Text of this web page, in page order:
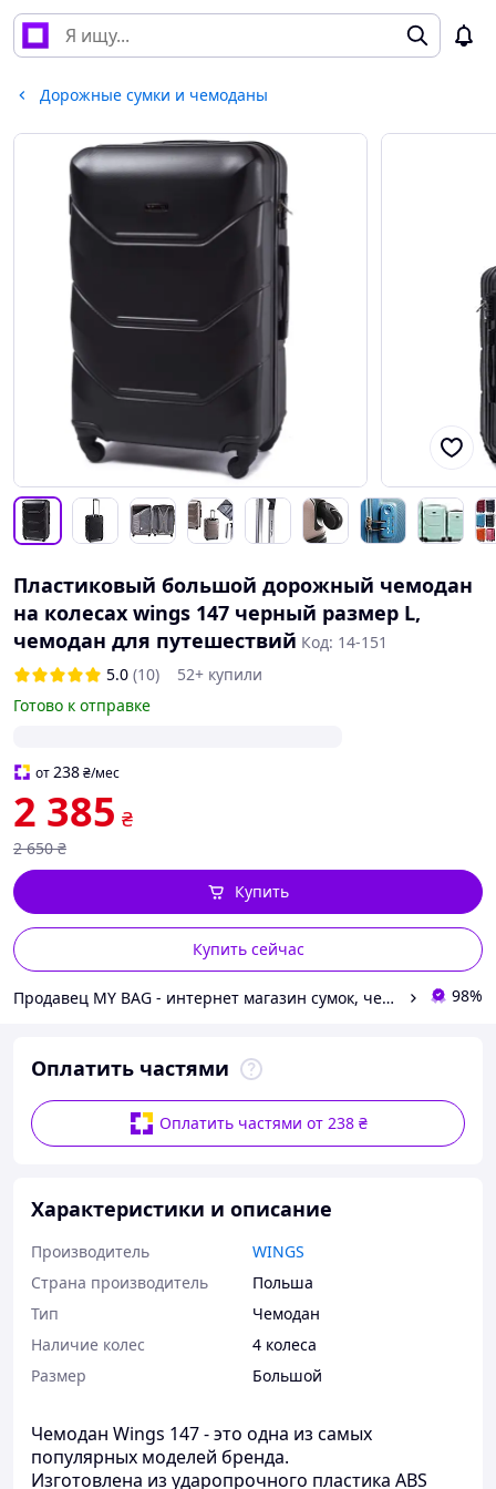
Дорожные сумки и чемоданы
Пластиковый большой дорожный чемодан
на колесах wings 147 черный размер L,
чемодан для путешествий Код: 14-151
5.0 (10)
52+ купили
Готово к отправке
от238₴/мес
2 385 ₴
2 650 ₴
Купить сейчас
Купить
Продавец MY BAG - интернет магазин сумок, чемоданов и аксессуаров 98%
Оплатить частями
Оплатить частями от 238 ₴
Характеристики и описание
Производитель
WINGS
Страна производитель
Польша
Тип
Чемодан
Наличие колес
4 колеса
Размер
Большой
Чемодан Wings 147 - это одна из самых
популярных моделей бренда.
Изготовлена из ударопрочного пластика ABS